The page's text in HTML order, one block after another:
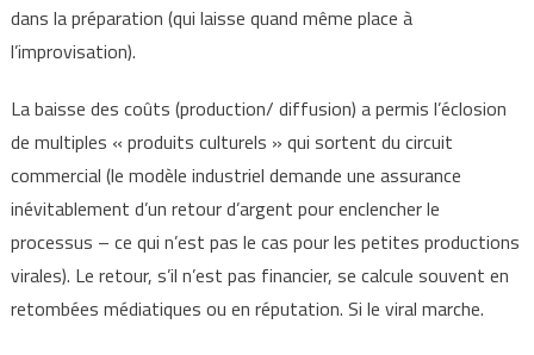
dans la préparation (qui laisse quand même place à
l’improvisation).
La baisse des coûts (production/ diffusion) a permis l’éclosion
de multiples « produits culturels » qui sortent du circuit
commercial (le modèle industriel demande une assurance
inévitablement d’un retour d’argent pour enclencher le
processus – ce qui n’est pas le cas pour les petites productions
virales). Le retour, s’il n’est pas financier, se calcule souvent en
retombées médiatiques ou en réputation. Si le viral marche.